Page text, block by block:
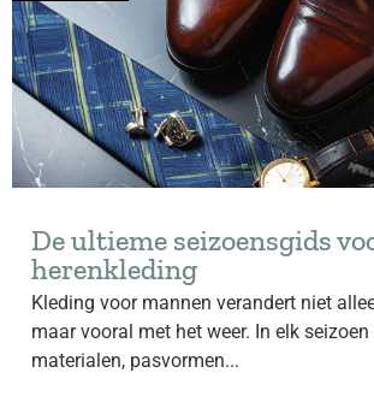
De ultieme seizoensgids
herenkleding
Kleding voor mannen verandert niet
maar vooral met het weer. In elk
materialen, pasvormen...